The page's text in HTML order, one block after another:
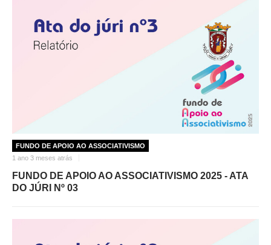
FUNDO DE APOIO AO ASSOCIATIVISMO
1 ano 3 meses atrás
FUNDO DE APOIO AO ASSOCIATIVISMO 2025 - ATA
DO JÚRI Nº 03